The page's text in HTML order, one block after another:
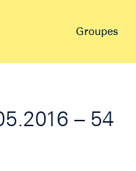
Groupes
– 54